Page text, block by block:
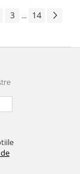
3 ... 14